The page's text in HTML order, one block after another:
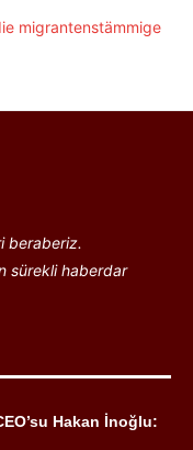
beraberiz.
sürekli haberdar
Hakan İnoğlu: